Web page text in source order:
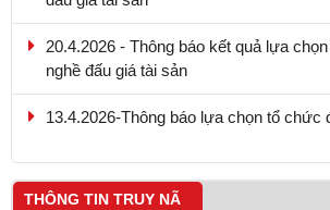
20.4.2026 - Thông báo kết quả lựa
nghề đấu giá tài sản
13.4.2026-Thông báo lựa chọn tổ chức
THÔNG TIN TRUY NÃ